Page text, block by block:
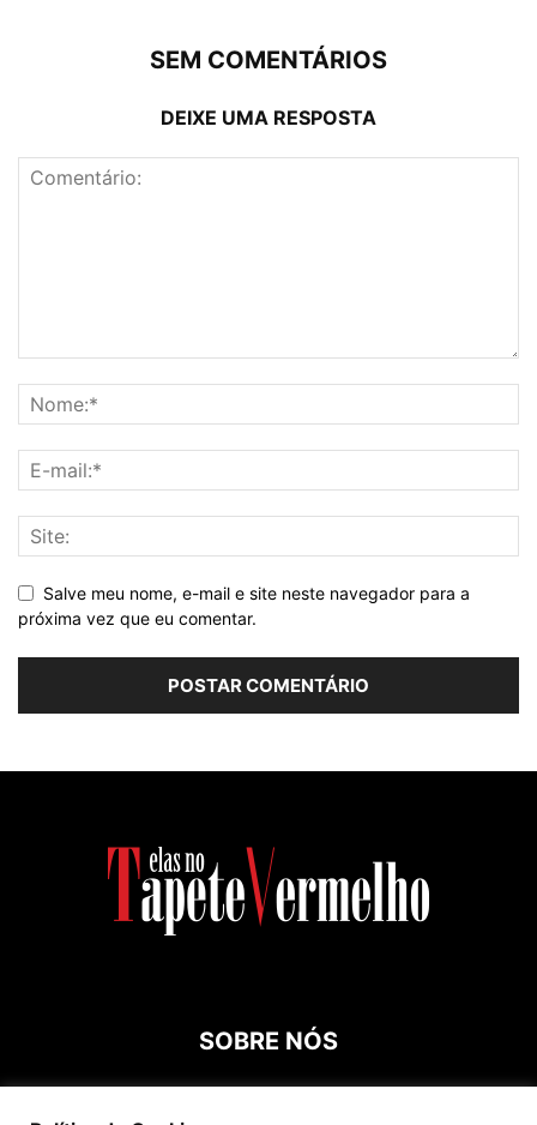
SEM COMENTÁRIOS
DEIXE UMA RESPOSTA
Salve meu nome, e-mail e site neste navegador para a
próxima vez que eu comentar.
SOBRE NÓS
Contato: